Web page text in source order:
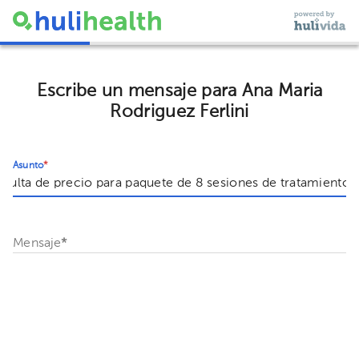
Escribe un mensaje para Ana Maria
Rodriguez Ferlini
Asunto*
Mensaje*